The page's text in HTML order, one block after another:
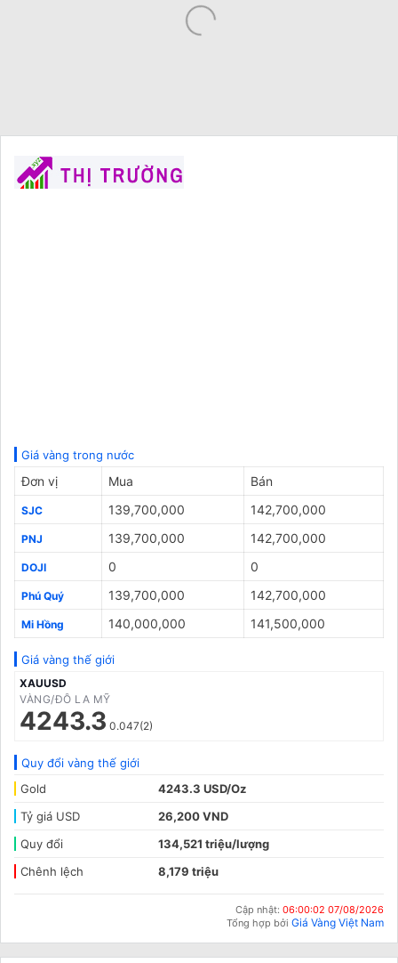
Giá vàng trong nước
Đơn vị Mua Bán
SJC 139,700,000 142,700,000
PNJ 139,700,000 142,700,000
DOJI 0 0
Phú Quý 139,700,000 142,700,000
Mi Hồng 140,000,000 141,500,000
Giá vàng thế giới
XAUUSD
VÀNG/ĐÔ LA MỸ
4243.3 0.047(2)
Quy đổi vàng thế giới
Gold
4243.3 USD/Oz
Tỷ giá USD
26,200 VND
Quy đổi
134,521 triệu/lượng
Chênh lệch
8,179 triệu
Cập nhật: 06:00:02 07/08/2026
Tổng hợp bởi Giá Vàng Việt Nam